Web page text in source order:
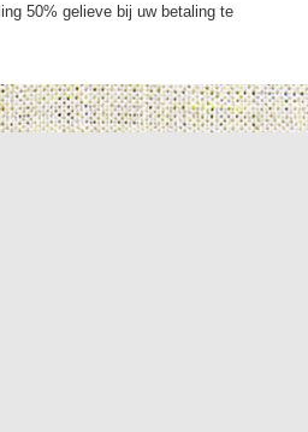
50% gelieve bij uw betaling te